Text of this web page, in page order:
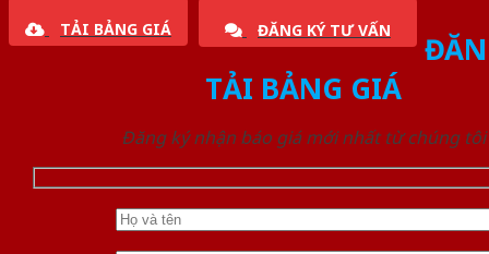
TẢI BẢNG GIÁ ĐĂNG KÝ TƯ VẤN
TẢI BẢNG GIÁ
Đăng ký nhận báo giá mới nhất từ chúng tôi